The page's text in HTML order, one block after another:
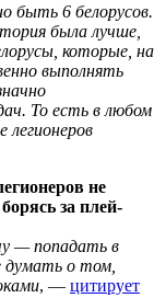
быть 6 белорусов.
была лучше,
которые, на
выполнять
То есть в любом
легионеров
не
за плей-
— попадать в
думать о том,
, — цитирует